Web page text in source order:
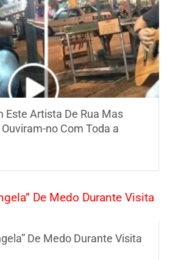
Este Artista De Rua Mas
no Com Toda a
De Medo Durante Visita